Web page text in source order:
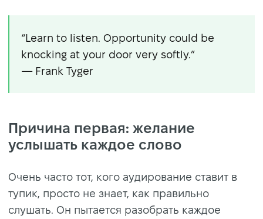
“Learn to listen. Opportunity could be
knocking at your door very softly.”
— Frank Tyger
Причина первая: желание
услышать каждое слово
Очень часто тот, кого аудирование ставит в
тупик, просто не знает, как правильно
слушать. Он пытается разобрать каждое